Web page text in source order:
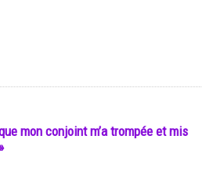
mon conjoint m’a trompée et mis